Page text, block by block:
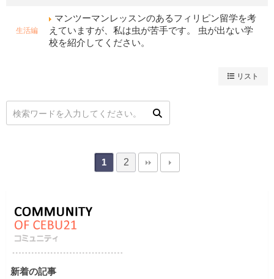
生活編
マンツーマンレッスンのあるフィリピン留学を考
えていますが、私は虫が苦手です。 虫が出ない学
校を紹介してください。
リスト
1 2
新着の記事